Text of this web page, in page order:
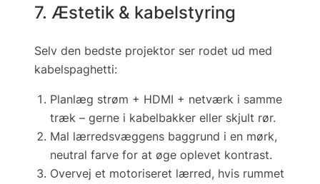
7. Æstetik & kabelstyring
Selv den bedste projektor ser rodet ud med
kabelspaghetti:
Planlæg strøm + HDMI + netværk i samme
træk – gerne i kabel­bakker eller skjult rør.
Mal lærredsvæggens baggrund i en mørk,
neutral farve for at øge oplevet kontrast.
Overvej et motoriseret lærred, hvis rummet